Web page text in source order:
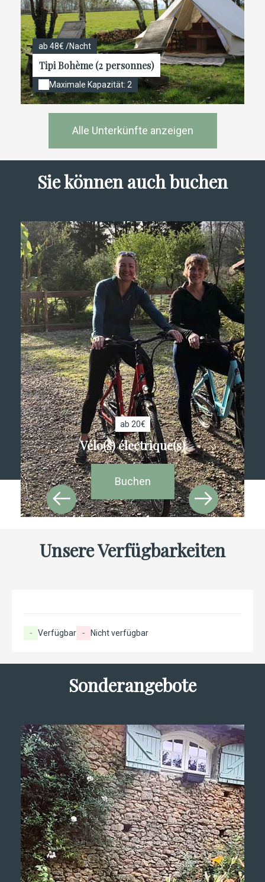
ab 48€ /Nacht
Tipi Bohème (2 personnes)
Maximale Kapazität: 2
Alle Unterkünfte anzeigen
Sie können auch buchen
ab 20€
Vélo(s) électrique(s)
Buchen
Unsere Verfügbarkeiten
- Verfügbar - Nicht verfügbar
Sonderangebote